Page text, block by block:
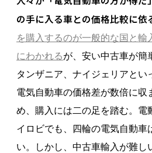
の手に入る車との価格比較に依
を購入するのが一般的な国と輸
にわかれるが、安い中古車が簡
タンザニア、ナイジェリアとい
電気自動車の価格差が数倍に収
め、購入には二の足を踏む。電
イロビでも、四輪の電気自動車
い。しかし、中古車輸入が難し